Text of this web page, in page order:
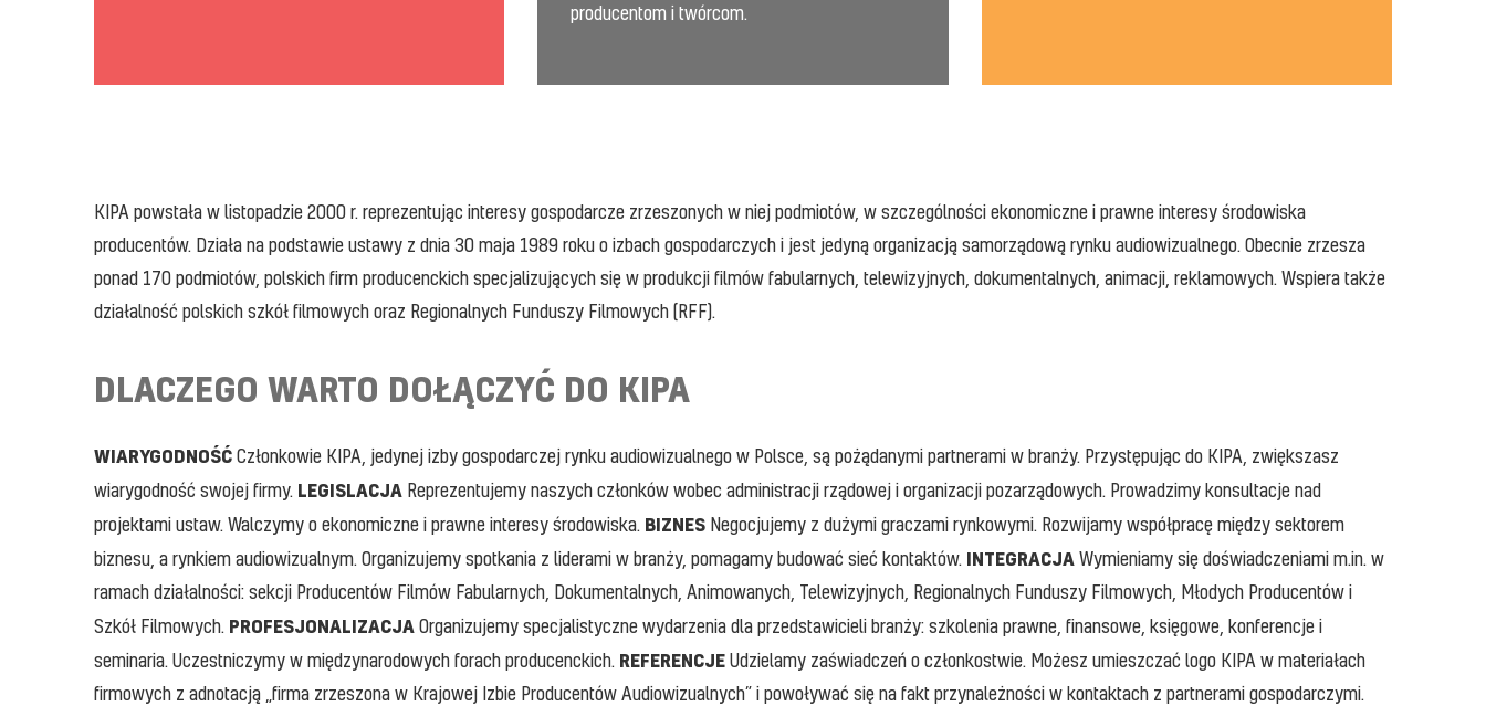
producentom i twórcom.
KIPA powstała w listopadzie 2000 r. reprezentując interesy gospodarcze zrzeszonych w niej podmiotów, w szczególności ekonomiczne i prawne interesy środowiska
producentów. Działa na podstawie ustawy z dnia 30 maja 1989 roku o izbach gospodarczych i jest jedyną organizacją samorządową rynku audiowizualnego. Obecnie zrzesza
ponad 170 podmiotów, polskich firm producenckich specjalizujących się w produkcji filmów fabularnych, telewizyjnych, dokumentalnych, animacji, reklamowych. Wspiera także
działalność polskich szkół filmowych oraz Regionalnych Funduszy Filmowych (RFF).
DLACZEGO WARTO DOŁĄCZYĆ DO KIPA
WIARYGODNOŚĆCzłonkowie KIPA, jedynej izby gospodarczej rynku audiowizualnego w Polsce, są pożądanymi partnerami w branży. Przystępując do KIPA, zwiększasz
wiarygodność swojej firmy. LEGISLACJA Reprezentujemy naszych członków wobec administracji rządowej i organizacji pozarządowych. Prowadzimy konsultacje nad
projektami ustaw. Walczymy o ekonomiczne i prawne interesy środowiska. BIZNES Negocjujemy z dużymi graczami rynkowymi. Rozwijamy współpracę między sektorem
biznesu, a rynkiem audiowizualnym. Organizujemy spotkania z liderami w branży, pomagamy budować sieć kontaktów. INTEGRACJAWymieniamy się doświadczeniami m.in. w
ramach działalności: sekcji Producentów Filmów Fabularnych, Dokumentalnych, Animowanych, Telewizyjnych, Regionalnych Funduszy Filmowych, Młodych Producentów i
Szkół Filmowych. PROFESJONALIZACJAOrganizujemy specjalistyczne wydarzenia dla przedstawicieli branży: szkolenia prawne, finansowe, księgowe, konferencje i
seminaria. Uczestniczymy w międzynarodowych forach producenckich. REFERENCJEUdzielamy zaświadczeń o członkostwie. Możesz umieszczać logo KIPA w materiałach
firmowych z adnotacją „firma zrzeszona w Krajowej Izbie Producentów Audiowizualnych” i powoływać się na fakt przynależności w kontaktach z partnerami gospodarczymi.